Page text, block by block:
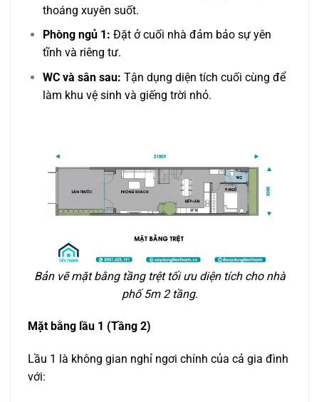
thoáng xuyên suốt.
Phòng ngủ 1: Đặt ở cuối nhà đảm bảo sự yên
tĩnh và riêng tư.
WC và sân sau: Tận dụng diện tích cuối cùng để
làm khu vệ sinh và giếng trời nhỏ.
Bản vẽ mặt bằng tầng trệt tối ưu diện tích cho nhà
phố 5m 2 tầng.
Mặt bằng lầu 1 (Tầng 2)
Lầu 1 là không gian nghỉ ngơi chính của cả gia đình
với: